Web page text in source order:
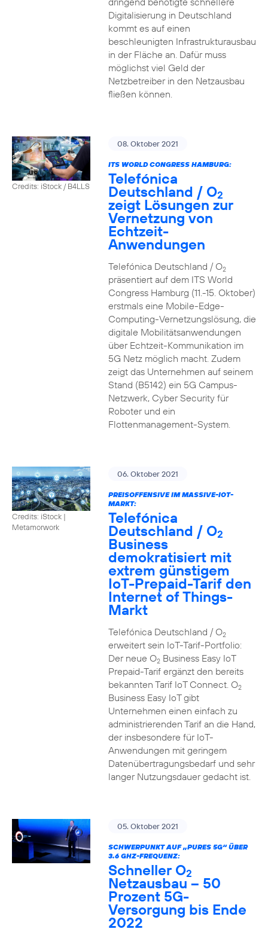
Digitalisierung in Deutschland
kommt es auf einen
beschleunigten Infrastrukturausbau
in der Fläche an. Dafür muss
möglichst viel Geld der
Netzbetreiber in den Netzausbau
fließen können.
Credits: iStock / B4LLS
08. Oktober 2021
ITS WORLD CONGRESS HAMBURG:
Telefónica
Deutschland / O2
zeigt Lösungen zur
Vernetzung von
Echtzeit-
Anwendungen
Telefónica Deutschland / O2
präsentiert auf dem ITS World
Congress Hamburg (11.-15. Oktober)
erstmals eine Mobile-Edge-
Computing-Vernetzungslösung, die
digitale Mobilitätsanwendungen
über Echtzeit-Kommunikation im
5G Netz möglich macht. Zudem
zeigt das Unternehmen auf seinem
Stand (B5142) ein 5G Campus-
Netzwerk, Cyber Security für
Roboter und ein
Flottenmanagement-System.
Credits: iStock |
Metamorwork
06. Oktober 2021
PREISOFFENSIVE IM MASSIVE-IOT-
MARKT:
Telefónica
Deutschland / O2
Business
demokratisiert mit
extrem günstigem
IoT-Prepaid-Tarif den
Internet of Things-
Markt
Telefónica Deutschland / O2
erweitert sein IoT-Tarif-Portfolio:
Der neue O2Business Easy IoT
Prepaid-Tarif ergänzt den bereits
bekannten Tarif IoT Connect. O2
Business Easy IoT gibt
Unternehmen einen einfach zu
administrierenden Tarif an die Hand,
der insbesondere für IoT-
Anwendungen mit geringem
Datenübertragungsbedarf und sehr
langer Nutzungsdauer gedacht ist.
05. Oktober 2021
SCHWERPUNKT AUF „PURES 5G“ ÜBER
3.6 GHZ-FREQUENZ:
Schneller O2
Netzausbau – 50
Prozent 5G-
Versorgung bis Ende
2022